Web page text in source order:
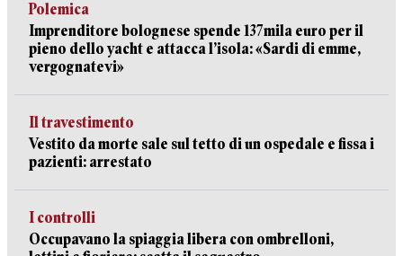
Polemica
Imprenditore bolognese spende 137mila euro per il
pieno dello yacht e attacca l’isola: «Sardi di emme,
vergognatevi»
Il travestimento
Vestito da morte sale sul tetto di un ospedale e fissa i
pazienti: arrestato
I controlli
Occupavano la spiaggia libera con ombrelloni,